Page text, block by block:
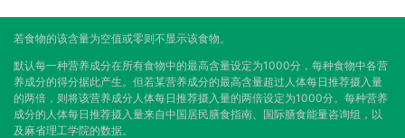
若食物的该含量为空值或零则不显示该食物。
默认每一种营养成分在所有食物中的最高含量设定为1000分，每种食物中各营
养成分的得分据此产生。但若某营养成分的最高含量超过人体每日推荐摄入量
的两倍，则将该营养成分人体每日推荐摄入量的两倍设定为1000分。每种营养
成分的人体每日推荐摄入量来自中国居民膳食指南、国际膳食能量咨询组，以
及麻省理工学院的数据。